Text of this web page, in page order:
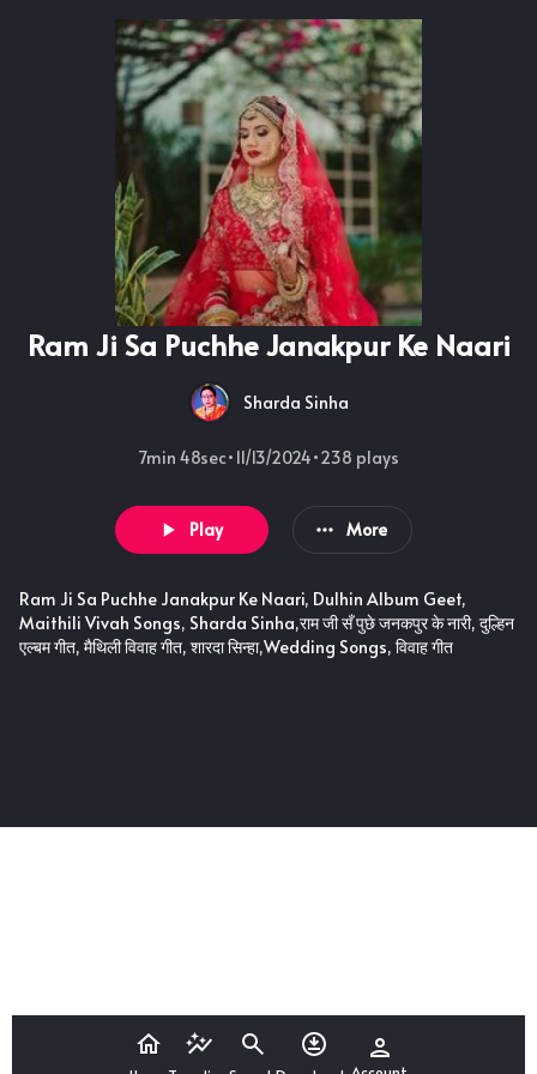
Ram Ji Sa Puchhe Janakpur Ke Naari
Sharda Sinha
7min 48sec• 11/13/2024•238 plays
Play More
Ram Ji Sa Puchhe Janakpur Ke Naari, Dulhin Album Geet,
Maithili Vivah Songs, Sharda Sinha,राम जी सँ पुछे जनकपुर के नारी, दुल्हिन
एल्बम गीत, मैथिली विवाह गीत, शारदा सिन्हा,Wedding Songs, विवाह गीत